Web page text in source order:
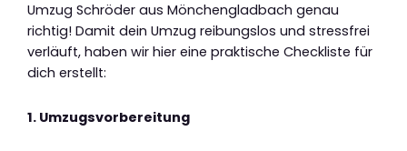
Umzug Schröder aus Mönchengladbach genau
richtig! Damit dein Umzug reibungslos und stressfrei
verläuft, haben wir hier eine praktische Checkliste für
dich erstellt:
1. Umzugsvorbereitung